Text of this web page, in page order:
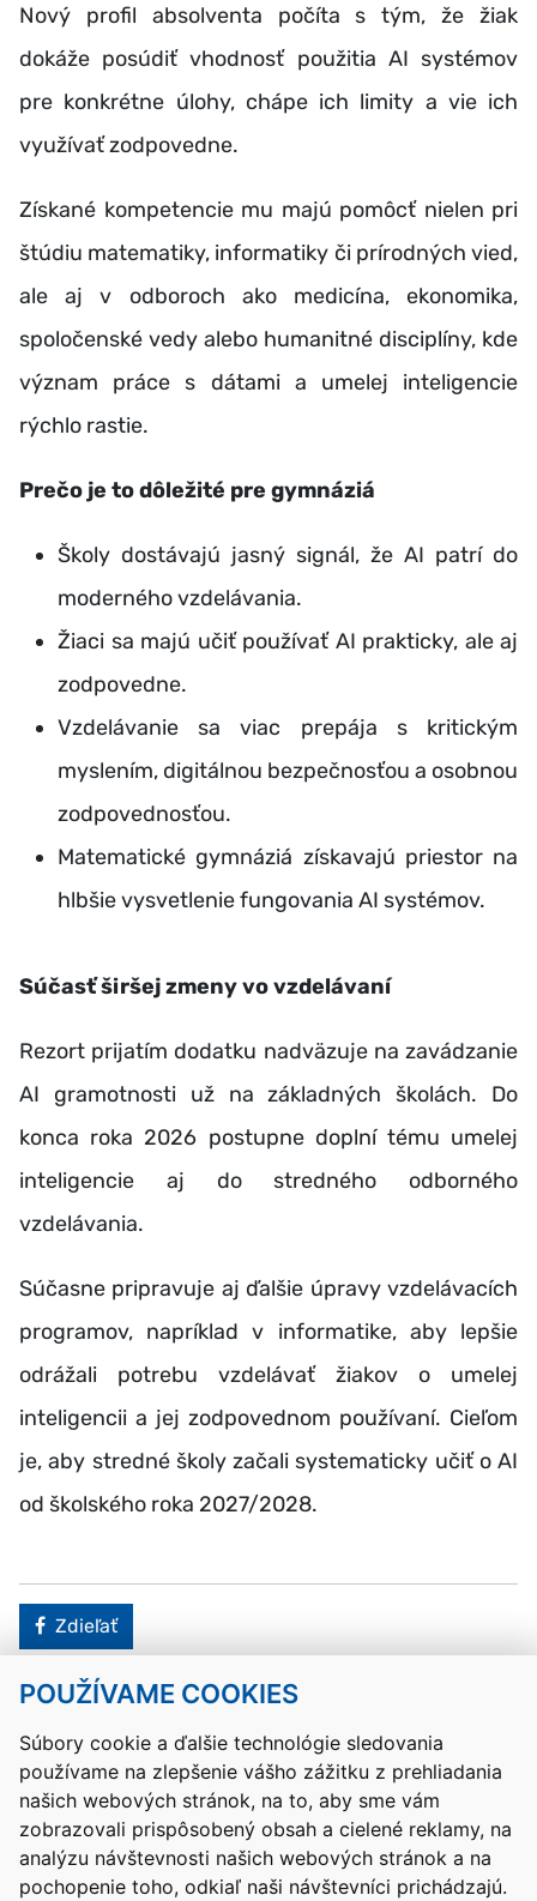
POUŽÍVAME COOKIES
Súbory cookie a ďalšie technológie sledovania
používame na zlepšenie vášho zážitku z prehliadania
našich webových stránok, na to, aby sme vám
zobrazovali prispôsobený obsah a cielené reklamy, na
analýzu návštevnosti našich webových stránok a na
pochopenie toho, odkiaľ naši návštevníci prichádzajú.
Nový profil absolventa počíta s tým, že žiak
dokáže posúdiť vhodnosť použitia AI systémov
pre konkrétne úlohy, chápe ich limity a vie ich
využívať zodpovedne.
Získané kompetencie mu majú pomôcť nielen pri
štúdiu matematiky, informatiky či prírodných vied,
ale aj v odboroch ako medicína, ekonomika,
spoločenské vedy alebo humanitné disciplíny, kde
význam práce s dátami a umelej inteligencie
rýchlo rastie.
Prečo je to dôležité pre gymnáziá
Školy dostávajú jasný signál, že AI patrí do
moderného vzdelávania.
Žiaci sa majú učiť používať AI prakticky, ale aj
zodpovedne.
Vzdelávanie sa viac prepája s kritickým
myslením, digitálnou bezpečnosťou a osobnou
zodpovednosťou.
Matematické gymnáziá získavajú priestor na
hlbšie vysvetlenie fungovania AI systémov.
Súčasť širšej zmeny vo vzdelávaní
Rezort prijatím dodatku nadväzuje na zavádzanie
AI gramotnosti už na základných školách. Do
konca roka 2026 postupne doplní tému umelej
inteligencie aj do stredného odborného
vzdelávania.
Súčasne pripravuje aj ďalšie úpravy vzdelávacích
programov, napríklad v informatike, aby lepšie
odrážali potrebu vzdelávať žiakov o umelej
inteligencii a jej zodpovednom používaní. Cieľom
je, aby stredné školy začali systematicky učiť o AI
od školského roka 2027/2028.
Facebook
Zdieľať
Kontakty Mapa stránky RSS
Vyhlásenie o prístupnosti
Nastavenia cookies
Prevádzkovateľom služby je Ministerstvo školstva, výskumu,
vývoja a mládeže Slovenskej republiky.